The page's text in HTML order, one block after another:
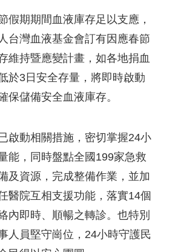
假期期間血液庫存足以支應，
台灣血液基金會訂有因應春節
維持暨應變計畫，如各地捐血
於3日安全存量，將即時啟動
保儲備安全血液庫存。
啟動相關措施，密切掌握24小
能，同時盤點全國199家急救
及資源，完成整備作業，並加
醫院互相支援功能，落實14個
內即時、順暢之轉診。也特別
人員堅守崗位，24小時守護民